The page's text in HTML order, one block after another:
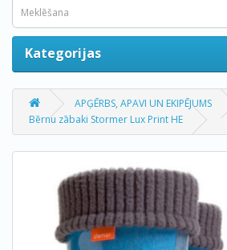
Kategorijas
APĢĒRBS, APAVI UN EKIPĒJUMS
Bērnu zābaki Stormer Lux Print HE